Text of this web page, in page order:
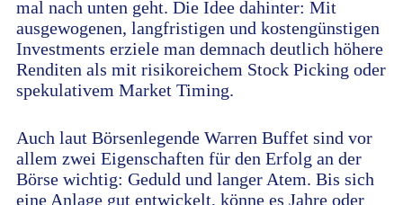
mal nach unten geht. Die Idee dahinter: Mit
ausgewogenen, langfristigen und kostengünstigen
Investments erziele man demnach deutlich höhere
Renditen als mit risikoreichem Stock Picking oder
spekulativem Market Timing.
Auch laut Börsenlegende Warren Buffet sind vor
allem zwei Eigenschaften für den Erfolg an der
Börse wichtig: Geduld und langer Atem. Bis sich
eine Anlage gut entwickelt, könne es Jahre oder